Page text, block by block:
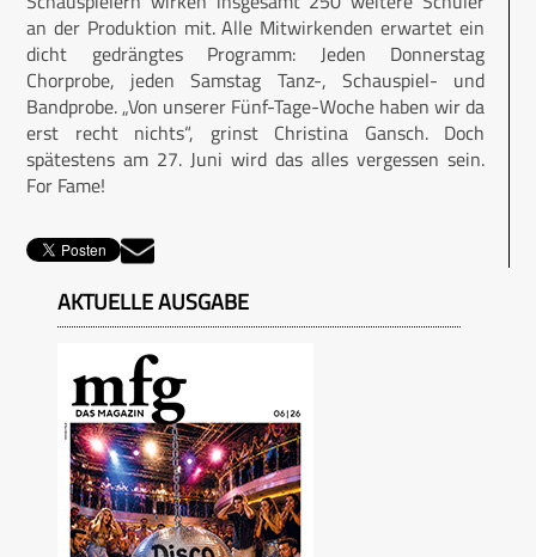
an der Produktion mit. Alle Mitwirkenden erwartet ein
dicht gedrängtes Programm: Jeden Donnerstag
Chorprobe, jeden Samstag Tanz-, Schauspiel- und
Bandprobe. „Von unserer Fünf-Tage-Woche haben wir da
erst recht nichts“, grinst Christina Gansch. Doch
spätestens am 27. Juni wird das alles vergessen sein.
For Fame!
AKTUELLE AUSGABE